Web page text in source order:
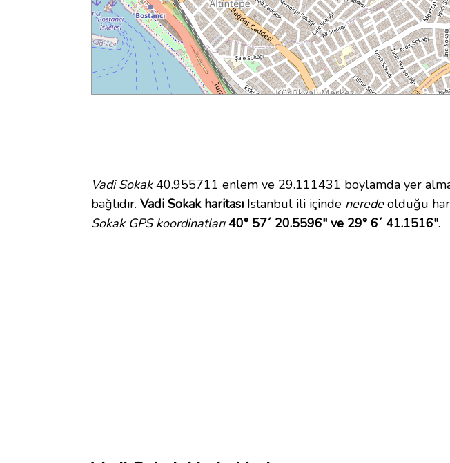
Vadi Sokak40.955711 enlem ve 29.111431 boylamda yer
bağlıdır. Vadi Sokak haritası Istanbul ili içinde neredeolduğu
Sokak GPS koordinatları 40° 57´ 20.5596" ve 29° 6´ 41.1516".